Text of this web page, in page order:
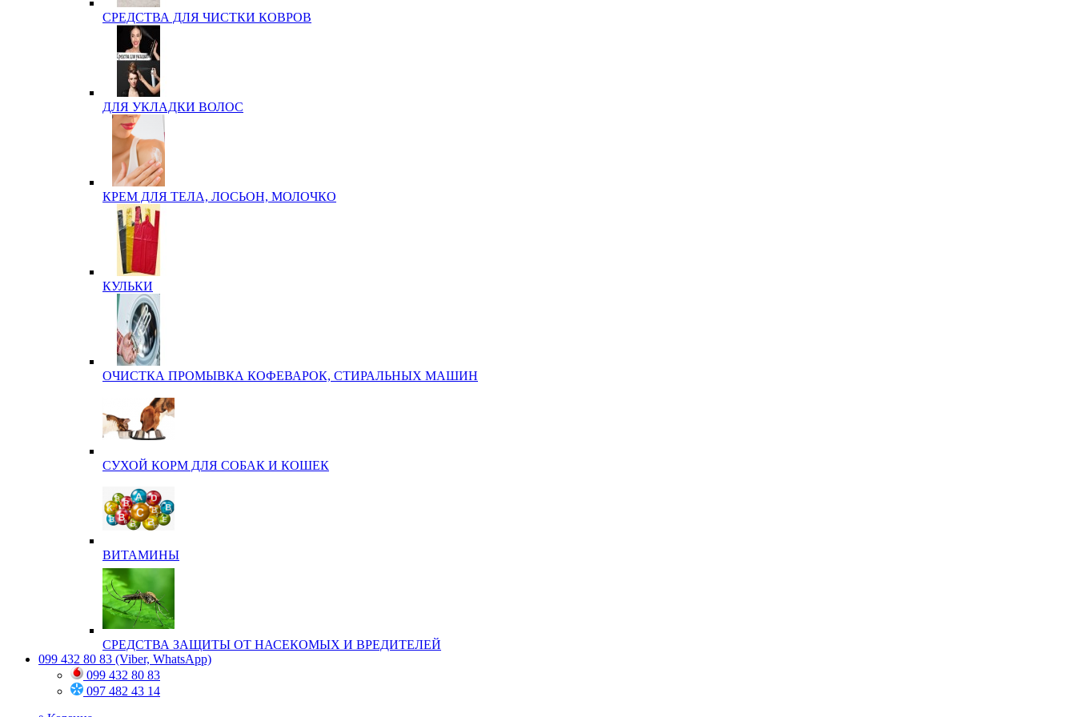
СРЕДСТВА ДЛЯ ЧИСТКИ КОВРОВ
ДЛЯ УКЛАДКИ ВОЛОС
КРЕМ ДЛЯ ТЕЛА, ЛОСЬОН, МОЛОЧКО
КУЛЬКИ
ОЧИСТКА ПРОМЫВКА КОФЕВАРОК, СТИРАЛЬНЫХ МАШИН
СУХОЙ КОРМ ДЛЯ СОБАК И КОШЕК
ВИТАМИНЫ
СРЕДСТВА ЗАЩИТЫ ОТ НАСЕКОМЫХ И ВРЕДИТЕЛЕЙ
099 432 80 83 (Viber, WhatsApp)
099 432 80 83
097 482 43 14